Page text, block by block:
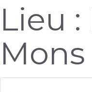
Lieu :
Mons